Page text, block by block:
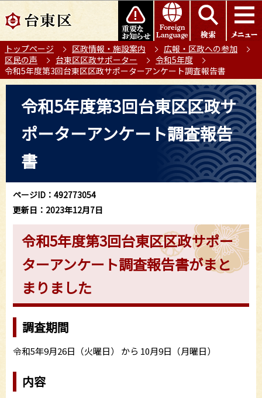
の
ー
ジ
の
このページの本文へ移動
トップページ 区政情報・施設案内
広報・区政への参加
区民の声
台東区区政サポーター
令和5年度
令和5年度第3回台東区区政サポーターアンケート調査報告書
令和5年度第3回台東区区政サ
ポーターアンケート調査報告
書
ページID：492773054
更新日：2023年12月7日
令和5年度第3回台東区区政サポー
ターアンケート調査報告書がまと
まりました
調査期間
令和5年9月26日（火曜日） から 10月9日（月曜日）
内容